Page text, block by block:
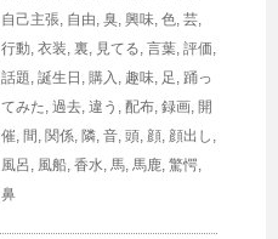
自己主張, 自由, 臭, 興味, 色, 芸,
行動, 衣装, 裏, 見てる, 言葉, 評価,
話題, 誕生日 , 購入 , 趣味, 足 , 踊っ
てみた, 過去, 違う , 配布, 録画, 開
催, 間 , 関係, 隣, 音, 頭, 顔, 顔出し ,
風呂 , 風船, 香水, 馬, 馬鹿, 驚愕,
鼻